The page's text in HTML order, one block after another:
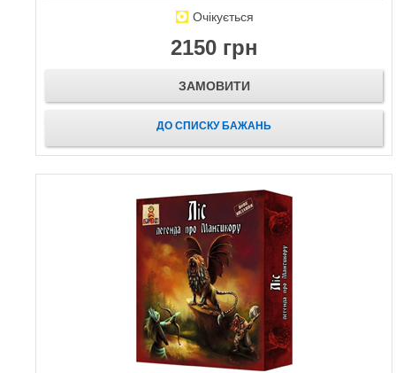
Очікується
2150 грн
ЗАМОВИТИ
ДО СПИСКУ БАЖАНЬ